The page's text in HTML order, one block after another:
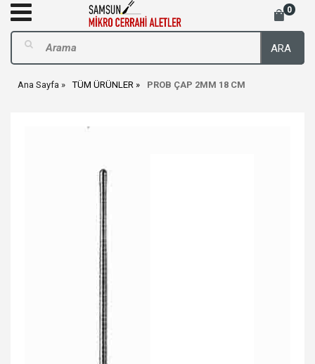
0
ARA
Ana Sayfa TÜM ÜRÜNLER PROB ÇAP 2MM 18 CM